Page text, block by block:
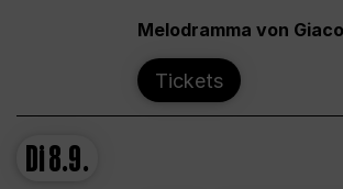
Melodramma von
Tickets
Di8.9.